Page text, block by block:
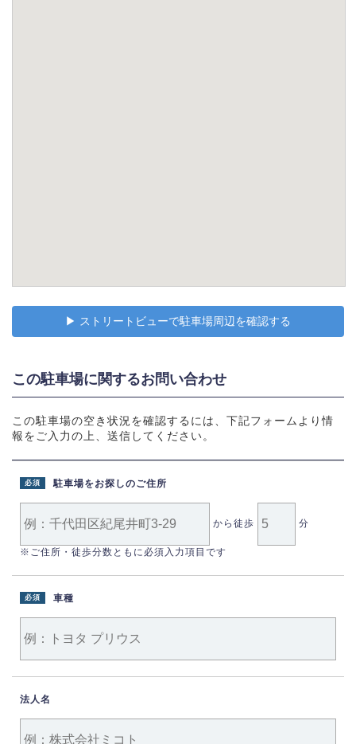
▶︎ ストリートビューで駐車場周辺を確認する
この駐車場に関するお問い合わせ
この駐車場の空き状況を確認するには、下記フォームより情
報をご入力の上、送信してください。
駐車場をお探しのご住所
必須
から徒歩 分
※ご住所・徒歩分数ともに必須入力項目です
車種
必須
法人名